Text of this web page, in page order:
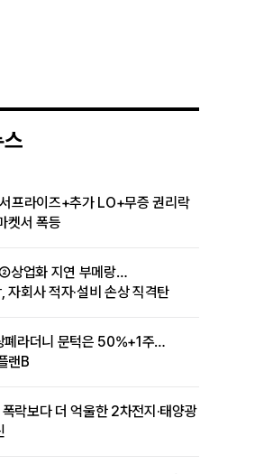
프라이즈+추가 LO+무증 권리락
켓서 폭등
상업화 지연 부메랑…
자회사 적자·설비 손상 직격탄
폐라더니 문턱은 50%+1주…
랜B
락보다 더 억울한 2차전지·태양광